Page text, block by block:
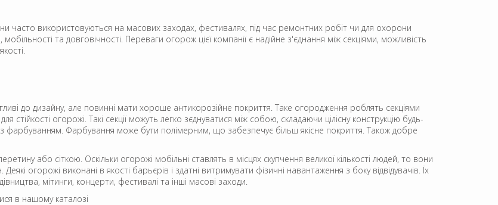
часто використовуються на масових заходах, фестивалях, під час ремонтних робіт чи для охорони
та довговічності. Переваги огорож цієї компанії є надійне з'єднання між секціями, можливість
до дизайну, але повинні мати хороше антикорозійне покриття. Таке огородження роблять секціями
огорожі. Такі секції можуть легко зєднуватися між собою, складаючи цілісну конструкцію будь-
фарбуванням. Фарбування може бути полімерним, що забезпечує більш якісне покриття. Також добре
або сіткою. Оскільки огорожі мобільні ставлять в місцях скупчення великої кількості людей, то вони
огорожі виконані в якості барьєрів і здатні витримувати фізичні навантаження з боку відвідувачів. Їх
мітинги, концерти, фестивалі та інші масові заходи.
в нашому каталозі